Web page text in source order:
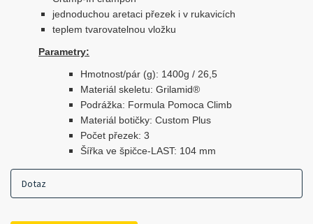
jednoduchou aretaci přezek i v rukavicích
teplem tvarovatelnou vložku
Parametry:
Hmotnost/pár (g): 1400g / 26,5
Materiál skeletu: Grilamid®
Podrážka: Formula Pomoca Climb
Materiál botičky: Custom Plus
Počet přezek: 3
Šířka ve špičce-LAST: 104 mm
Dotaz